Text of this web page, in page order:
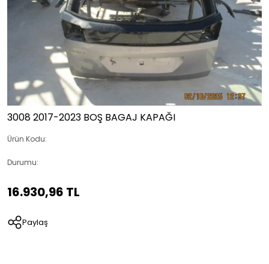
3008 2017-2023 BOŞ BAGAJ KAPAĞI
Ürün Kodu:
Durumu:
16.930,96 TL
Paylaş